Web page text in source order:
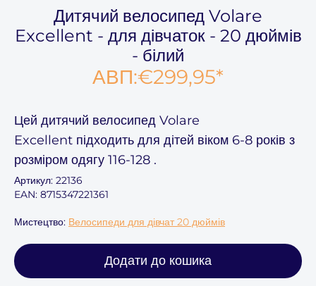
Дитячий велосипед Volare
Excellent - для дівчаток - 20 дюймів
- білий
АВП:€299,95*
Цей дитячий велосипед Volare
Excellent підходить для дітей віком 6-8 років з
розміром одягу 116-128 .
Артикул: 22136
EAN: 8715347221361
Мистецтво: Велосипеди для дівчат 20 дюймів
Додати до кошика